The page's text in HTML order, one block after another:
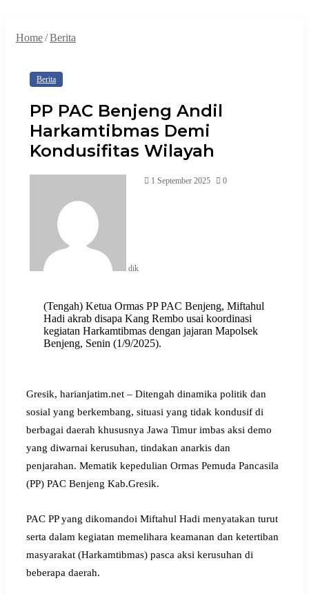
Home/Berita
Berita
PP PAC Benjeng Andil
Harkamtibmas Demi
Kondusifitas Wilayah
dik
1 September 2025 0
(Tengah) Ketua Ormas PP PAC Benjeng, Miftahul
Hadi akrab disapa Kang Rembo usai koordinasi
kegiatan Harkamtibmas dengan jajaran Mapolsek
Benjeng, Senin (1/9/2025).
Gresik, harianjatim.net – Ditengah dinamika politik dan
sosial yang berkembang, situasi yang tidak kondusif di
berbagai daerah khususnya Jawa Timur imbas aksi demo
yang diwarnai kerusuhan, tindakan anarkis dan
penjarahan. Mematik kepedulian Ormas Pemuda Pancasila
(PP) PAC Benjeng Kab.Gresik.
PAC PP yang dikomandoi Miftahul Hadi menyatakan turut
serta dalam kegiatan memelihara keamanan dan ketertiban
masyarakat (Harkamtibmas) pasca aksi kerusuhan di
beberapa daerah.